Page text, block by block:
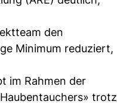
den
Minimum reduziert,
im Rahmen der
trotz